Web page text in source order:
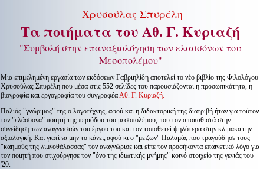
Χρυσούλας Σπυρέλη
Τα ποιήματα του Αθ. Γ. Κυριαζή
"Συμβολή στην επαναξιολόγηση των ελασσόνων του
Μεσοπολέμου"
Μια επιμελημένη εργασία των εκδόσεων Γαβριηλίδη αποτελεί το νέο βιβλίο της Φιλολόγου
Χρυσούλας Σπυρέλη που μέσα στις 552 σελίδες του παρουσιάζονται η προσωπικότητα, η
βιογραφία και εργογραφία του συγγραφέαΑθ. Γ. Κυριαζή.
Παλιός "γνώριμος" της ο λογοτέχνης, αφού και η διδακτορική της διατριβή ήταν για τούτον
τον "ελάσοονα" ποιητή της περιόδου του μεσοπολέμου, που τον αποκαθιστά στην
συνείδηση των αναγνωστών του έργου του και τον τοποθετεί ψηλότερα στην κλίμακα την
αξιολογική. Και γιατί να μην το κάνει, αφού κι ο "μείζων" Παλαμάς που τραγούδησε τους
"καημούς της λιμνοθάλασσας" τον αναγνώρισε και είπε τον προσήκοντα επαινετικό λόγο για
τον ποιητή που στιχούργησε τον "όνο της ιδιωτικής μνήμης" κοινό στοιχείο της γενιάς του
'20.